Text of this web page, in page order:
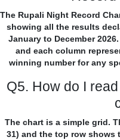
The Rupali Night Record
showing all the results
January to December
and each column
winning number for any
Q5. How do I
The chart is a simple grid.
31) and the top row shows